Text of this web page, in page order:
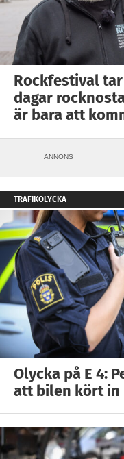
Rockfestival
dagar
är bara att
ANNONS
TRAFIKOLYCKA
Olycka på E 4:
att bilen kört